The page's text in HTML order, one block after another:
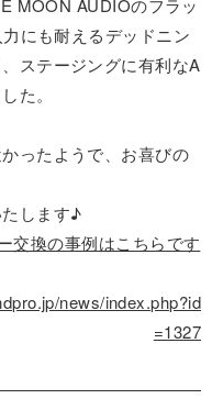
MOON AUDIOのフラッ
にも耐えるデッドニン
ステージングに有利なA
た。
ったようで、お喜びの
します♪
交換の事例はこちらです
news/index.php?id
=1327